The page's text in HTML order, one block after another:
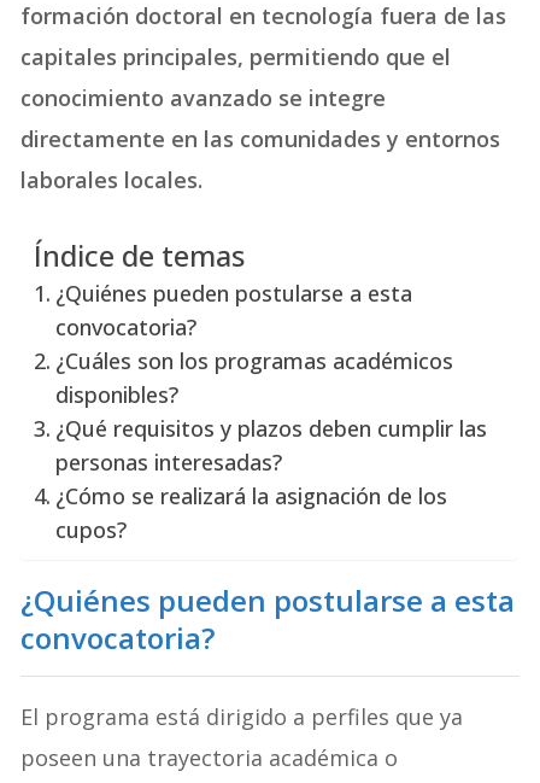
formación doctoral en tecnología fuera de las
capitales principales, permitiendo que el
conocimiento avanzado se integre
directamente en las comunidades y entornos
laborales locales.
Índice de temas
¿Quiénes pueden postularse a esta
convocatoria?
¿Cuáles son los programas académicos
disponibles?
¿Qué requisitos y plazos deben cumplir las
personas interesadas?
¿Cómo se realizará la asignación de los
cupos?
¿Quiénes pueden postularse a esta
convocatoria?
El programa está dirigido a perfiles que ya
poseen una trayectoria académica o